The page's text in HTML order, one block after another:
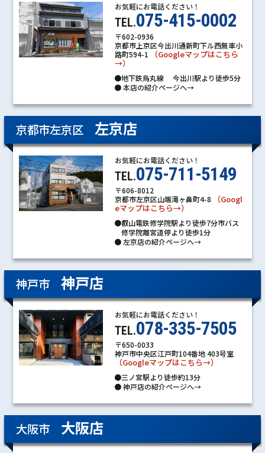
お気軽にお電話ください！
TEL.075-415-0002
〒602-0936
京都市上京区今出川通新町下ル西無車小
路町594-1
（Googleマップはこちら
→）
●地下鉄烏丸線 今出川駅より徒歩5分
●本店の紹介ページへ→
京都市左京区 左京店
お気軽にお電話ください！
TEL.075-711-5149
〒606-8012
京都市左京区山端滝ヶ鼻町4-8
（Googl
eマップはこちら→）
●叡山電鉄修学院駅より徒歩7分市バス
修学院離宮道停より徒歩1分
●左京店の紹介ページへ→
神戸市 神戸店
お気軽にお電話ください！
TEL.078-335-7505
〒650-0033
神戸市中央区江戸町104番地 403号室
（Googleマップはこちら→）
●三ノ宮駅より徒歩約13分
●神戸店の紹介ページへ→
大阪市 大阪店